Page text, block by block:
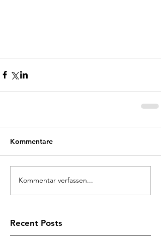
Kommentare
Kommentar verfassen...
Recent Posts